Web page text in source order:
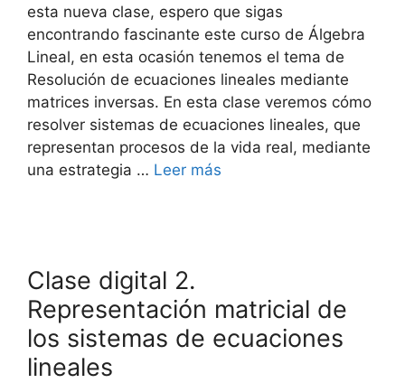
esta nueva clase, espero que sigas
encontrando fascinante este curso de Álgebra
Lineal, en esta ocasión tenemos el tema de
Resolución de ecuaciones lineales mediante
matrices inversas. En esta clase veremos cómo
resolver sistemas de ecuaciones lineales, que
representan procesos de la vida real, mediante
una estrategia … Leer más
Clase digital 2.
Representación matricial de
los sistemas de ecuaciones
lineales